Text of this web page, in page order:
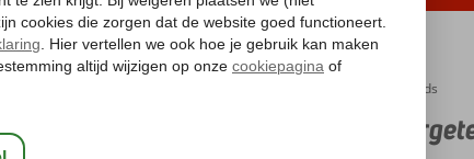
annuleren*
Luxe kindervakantie All Inclusive: Onvergetelijke vakantie met de kids
kindervakantie All Inclusive: